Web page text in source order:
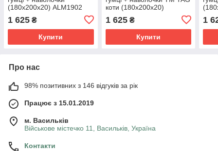
(180х200х20) ALM1902
1 625 ₴
Купити
коти (180х200х20)
мікрофібра
1 625₴
Купити
1
Про нас
98% позитивних з 146 відгуків за рік
Працює з 15.01.2019
м. Васильків
Військове містечко 11, Васильків, Україна
Контакти